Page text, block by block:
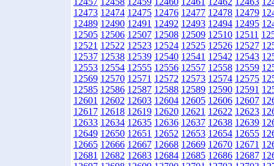
12473 12474 12475 12476 12477 12478 12479
12489 12490 12491 12492 12493 12494 12495
12505 12506 12507 12508 12509 12510 12511
12521 12522 12523 12524 12525 12526 12527
12537 12538 12539 12540 12541 12542 12543
12553 12554 12555 12556 12557 12558 12559
12569 12570 12571 12572 12573 12574 12575
12585 12586 12587 12588 12589 12590 12591
12601 12602 12603 12604 12605 12606 12607
12617 12618 12619 12620 12621 12622 12623
12633 12634 12635 12636 12637 12638 12639
12649 12650 12651 12652 12653 12654 12655
12665 12666 12667 12668 12669 12670 12671
12681 12682 12683 12684 12685 12686 12687